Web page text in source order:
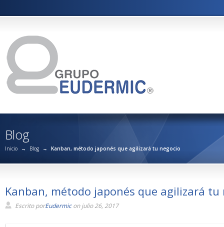
Blog
Inicio → Blog → Kanban, método japonés que agilizará tu negocio
Kanban, método japonés que agilizará tu
Escrito porEudermicon julio 26, 2017